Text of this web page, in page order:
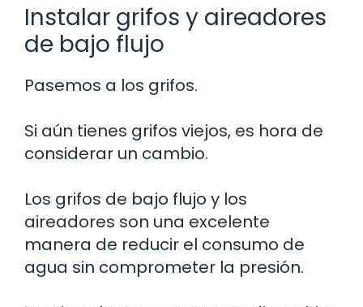
Instalar grifos y aireadores
de bajo flujo
Pasemos a los grifos.
Si aún tienes grifos viejos, es hora de
considerar un cambio.
Los grifos de bajo flujo y los
aireadores son una excelente
manera de reducir el consumo de
agua sin comprometer la presión.